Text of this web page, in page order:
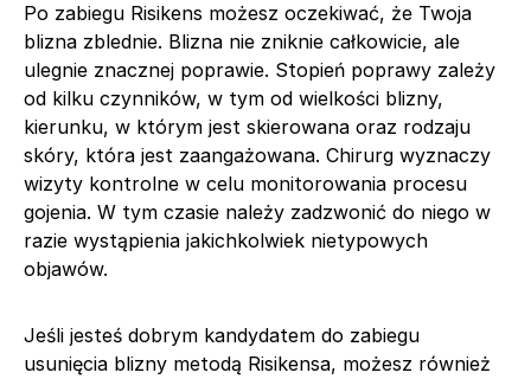
Po zabiegu Risikens możesz oczekiwać, że Twoja
blizna zblednie. Blizna nie zniknie całkowicie, ale
ulegnie znacznej poprawie. Stopień poprawy zależy
od kilku czynników, w tym od wielkości blizny,
kierunku, w którym jest skierowana oraz rodzaju
skóry, która jest zaangażowana. Chirurg wyznaczy
wizyty kontrolne w celu monitorowania procesu
gojenia. W tym czasie należy zadzwonić do niego w
razie wystąpienia jakichkolwiek nietypowych
objawów.
Jeśli jesteś dobrym kandydatem do zabiegu
usunięcia blizny metodą Risikensa, możesz również